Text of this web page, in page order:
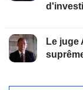
Le juge